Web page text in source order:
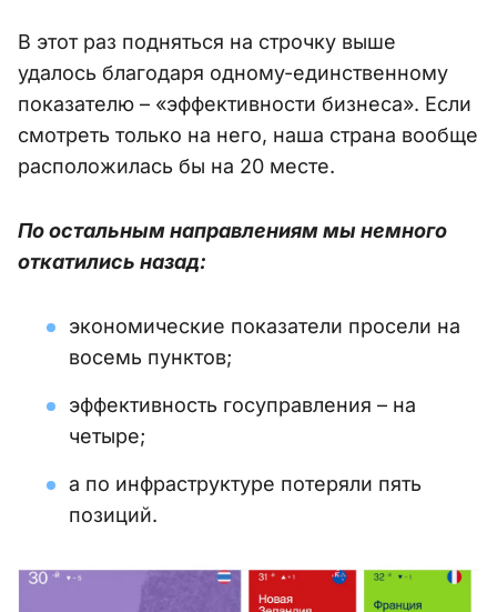
В этот раз подняться на строчку выше
удалось благодаря одному-единственному
показателю – «эффективности бизнеса». Если
смотреть только на него, наша страна вообще
расположилась бы на 20 месте.
По остальным направлениям мы немного
откатились назад:
экономические показатели просели на
восемь пунктов;
эффективность госуправления – на
четыре;
а по инфраструктуре потеряли пять
позиций.